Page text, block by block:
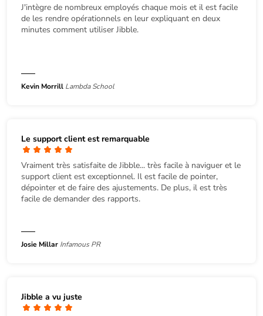
J'intègre de nombreux employés chaque mois et il est facile
de les rendre opérationnels en leur expliquant en deux
minutes comment utiliser Jibble.
Kevin Morrill Lambda School
Le support client est remarquable
Vraiment très satisfaite de Jibble... très facile à naviguer et le
support client est exceptionnel. Il est facile de pointer,
dépointer et de faire des ajustements. De plus, il est très
facile de demander des rapports.
Josie Millar Infamous PR
Jibble a vu juste